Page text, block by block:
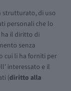
strutturato, di uso
personali che lo
il diritto di
senza
cui li ha forniti per
interessato e il
(diritto alla